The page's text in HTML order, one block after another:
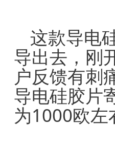
这款导电
导出去，刚
户反馈有刺
导电硅胶片
为1000欧左